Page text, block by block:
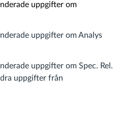
uppgifter om
uppgifter om Analys
uppgifter om Spec. Rel.
uppgifter från